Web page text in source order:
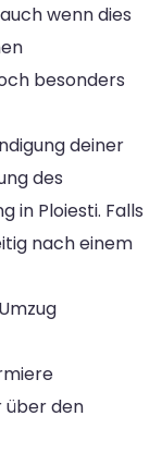
wenn dies
besonders
deiner
des
in Ploiesti. Falls
nach einem
über den